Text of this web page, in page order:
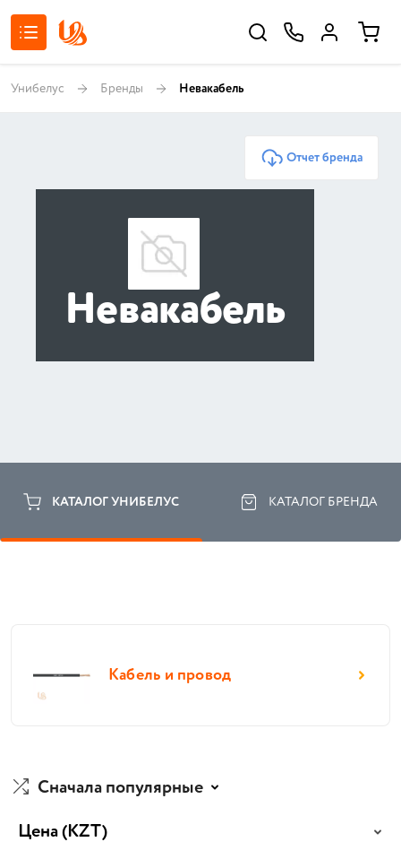
Унибелус Бренды Невакабель
Отчет бренда
Невакабель
КАТАЛОГ УНИБЕЛУС КАТАЛОГ БРЕНДА
Кабель и провод
Сначала популярные
Цена(KZT)